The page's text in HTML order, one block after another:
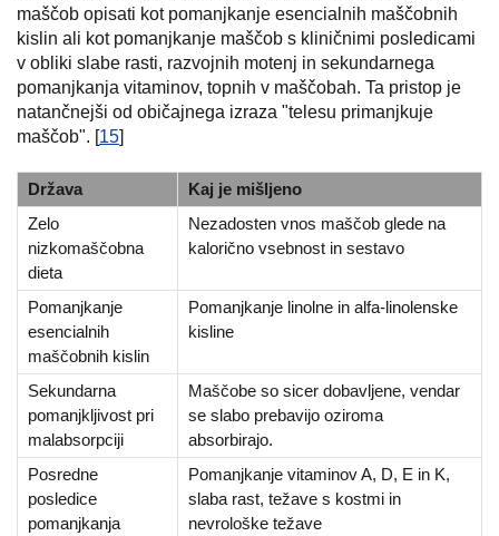
maščob opisati kot pomanjkanje esencialnih maščobnih
kislin ali kot pomanjkanje maščob s kliničnimi posledicami
v obliki slabe rasti, razvojnih motenj in sekundarnega
pomanjkanja vitaminov, topnih v maščobah. Ta pristop je
natančnejši od običajnega izraza "telesu primanjkuje
maščob". [15]
Država
Kaj je mišljeno
Zelo
nizkomaščobna
dieta
Nezadosten vnos maščob glede na
kalorično vsebnost in sestavo
Pomanjkanje
esencialnih
maščobnih kislin
Pomanjkanje linolne in alfa-linolenske
kisline
Sekundarna
pomanjkljivost pri
malabsorpciji
Maščobe so sicer dobavljene, vendar
se slabo prebavijo oziroma
absorbirajo.
Posredne
posledice
pomanjkanja
Pomanjkanje vitaminov A, D, E in K,
slaba rast, težave s kostmi in
nevrološke težave